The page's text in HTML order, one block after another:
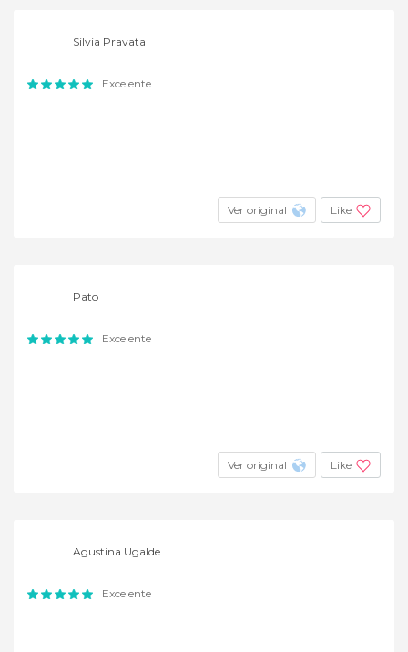
Silvia Pravata
Excelente
Ver original Like
Pato
Excelente
Ver original Like
Agustina Ugalde
Excelente